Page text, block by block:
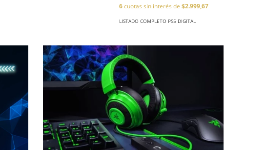
6cuotas sin interés de$2.999,67
LISTADO COMPLETO PS5 DIGITAL